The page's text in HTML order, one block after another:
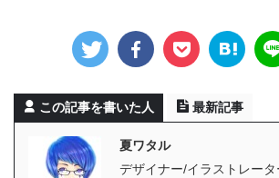
この記事を書いた人 最新記事
夏ワタル
デザイナー/イラストレータ